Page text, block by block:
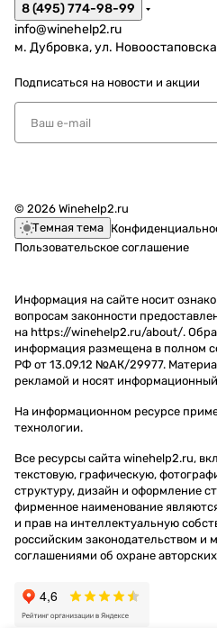
8 (495) 774-98-99
info@winehelp2.ru
м. Дубровка, ул.
Подписаться на новости и акции
© 2026 Winehelp2.ru
Темная тема
Пользовательское соглашение
Информация на сайте носит
вопросам законности
на https://winehelp2.ru/about/.
информация размещена в полном
РФ от 13.09.12 №АК/29977.
рекламой и носят
На информационном ресурсе
технологии.
Все ресурсы сайта winehelp2.ru,
текстовую, графическую,
структуру, дизайн и оформление
фирменное наименование
и прав на интеллектуальную
российским законодательством и
соглашениями об охране